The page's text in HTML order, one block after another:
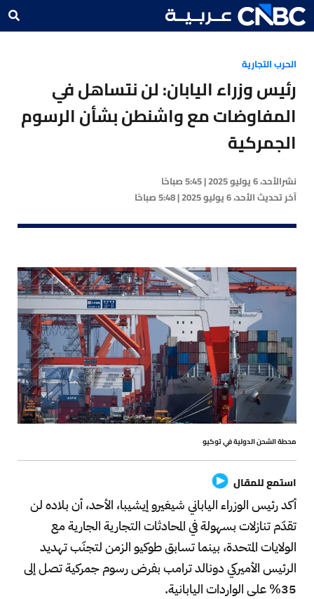
الحرب التجارية
رئيس وزراء اليابان: لن نتساهل في
المفاوضات مع واشنطن بشأن الرسوم
الجمركية
نشرالأحد، 6 يوليو 2025 | 5:45 صباحًا
آخر تحديثالأحد، 6 يوليو 2025 | 5:48 صباحًا
محطة الشحن الدولية في توكيو
استمع للمقال
أكد رئيس الوزراء الياباني شيغيرو إيشيبا، الأحد، أن بلاده لن
تقدّم تنازلات بسهولة في المحادثات التجارية الجارية مع
الولايات المتحدة، بينما تسابق طوكيو الزمن لتجنّب تهديد
الرئيس الأميركي دونالد ترامب بفرض رسوم جمركية تصل إلى
35% على الواردات اليابانية.